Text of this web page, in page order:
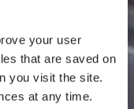
your user
that are saved on
you visit the site.
at any time.